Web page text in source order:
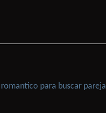
para buscar pareja